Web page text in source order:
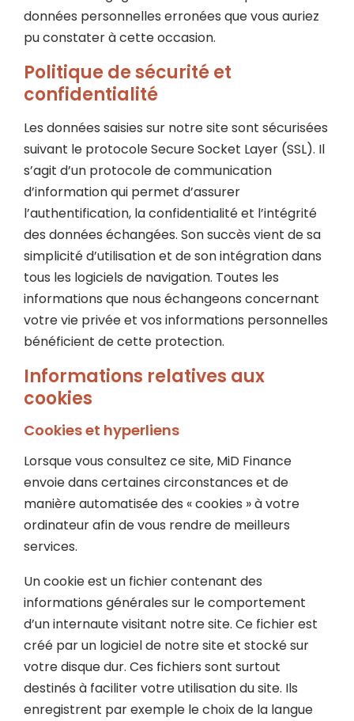
données personnelles erronées que vous auriez
pu constater à cette occasion.
Politique de sécurité et
confidentialité
Les données saisies sur notre site sont sécurisées
suivant le protocole Secure Socket Layer (SSL). Il
s’agit d’un protocole de communication
d’information qui permet d’assurer
l’authentification, la confidentialité et l’intégrité
des données échangées. Son succès vient de sa
simplicité d’utilisation et de son intégration dans
tous les logiciels de navigation. Toutes les
informations que nous échangeons concernant
votre vie privée et vos informations personnelles
bénéficient de cette protection.
Informations relatives aux
cookies
Cookies et hyperliens
Lorsque vous consultez ce site, MiD Finance
envoie dans certaines circonstances et de
manière automatisée des « cookies » à votre
ordinateur afin de vous rendre de meilleurs
services.
Un cookie est un fichier contenant des
informations générales sur le comportement
d’un internaute visitant notre site. Ce fichier est
créé par un logiciel de notre site et stocké sur
votre disque dur. Ces fichiers sont surtout
destinés à faciliter votre utilisation du site. Ils
enregistrent par exemple le choix de la langue